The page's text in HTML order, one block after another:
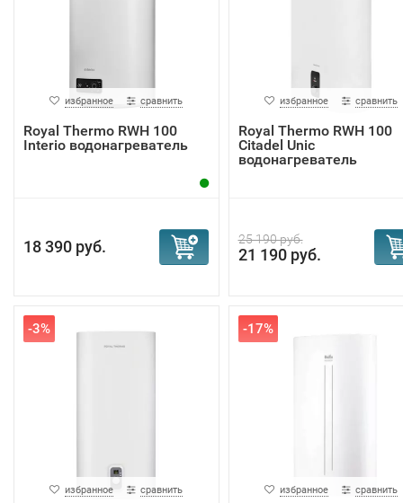
избранное сравнить
Royal Thermo RWH 100
Interio водонагреватель
18 390 руб.
избранное сравнить
Royal Thermo RWH 100
Citadel Unic
водонагреватель
25 190 руб.
21 190 руб.
-3%
избранное сравнить
-17%
избранное сравнить